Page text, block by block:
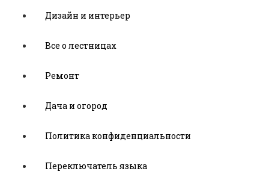
Дизайн и интерьер
Все о лестницах
Ремонт
Дача и огород
Политика конфиденциальности
Переключатель языка